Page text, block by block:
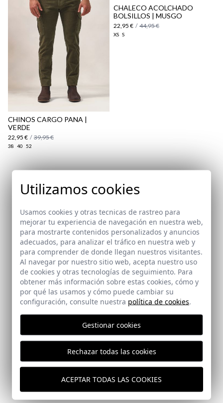
Paquetes y envíos
CHINOS CARGO PANA |
VERDE
22,95 € / 39,95 €
38 40 52
CHALECO ACOLCHADO
BOLSILLOS | MUSGO
22,95 € / 44,95 €
XS S
Suscríbete a nuestra Newsletter
He leído y acepto vuestraprotección de datos
ENVIAR
PAGO SEGURO
GASTOS DE ENVÍO GRATIS
Utilizamos cookies
Usamos cookies y otras tecnicas de rastreo para
mejorar tu experiencia de navegación en nuestra web,
para mostrarte contenidos personalizados y anuncios
adecuados, para analizar el tráfico en nuestra web y
para comprender de donde llegan nuestros visitantes.
Al navegar por nuestro sitio web, acepta nuestro uso
de cookies y otras tecnologías de seguimiento. Para
obtener más información sobre estas cookies, cómo y
por qué las usamos y cómo puede cambiar su
configuración, consulte nuestra política de cookies.
Gestionar cookies
Rechazar todas las cookies
ACEPTAR TODAS LAS COOKIES